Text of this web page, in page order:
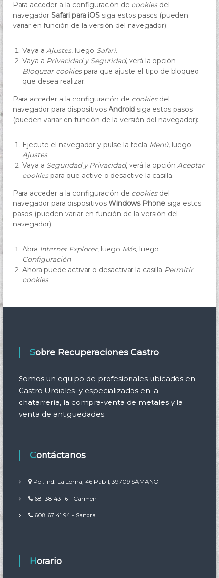
Para acceder a la configuración de cookiesdel
navegadorSafari para iOS siga estos pasos (pueden
variar en función de la versión del navegador):
Vaya aAjustes, luego Safari.
Vaya a Privacidad y Seguridad, verá la opción
Bloquear cookiespara que ajuste el tipo de bloqueo
que desea realizar.
Para acceder a la configuración de cookiesdel
navegador para dispositivosAndroid siga estos pasos
(pueden variar en función de la versión del navegador):
Ejecute el navegador y pulse la tecla Menú, luego
Ajustes.
Vaya a Seguridad y Privacidad, verá la opciónAceptar
cookiespara que active o desactive la casilla.
Para acceder a la configuración de cookiesdel
navegador para dispositivosWindows Phone siga estos
pasos (pueden variar en función de la versión del
navegador):
Abra Internet Explorer, luego Más, luego
Configuración
Ahora puede activar o desactivar la casilla Permitir
cookies.
Sobre Recuperaciones Castro
Somos un equipo de profesionales ubicados en
Castro Urdiales y especializados en la
chatarrería, la compra-venta de metales y la
venta de antiguedades.
Contáctanos
Pol. Ind. La Loma, 46 Pab 1, 39709 SÁMANO
681 38 43 16 - Carmen
608 67 41 94 - Sandra
Horario